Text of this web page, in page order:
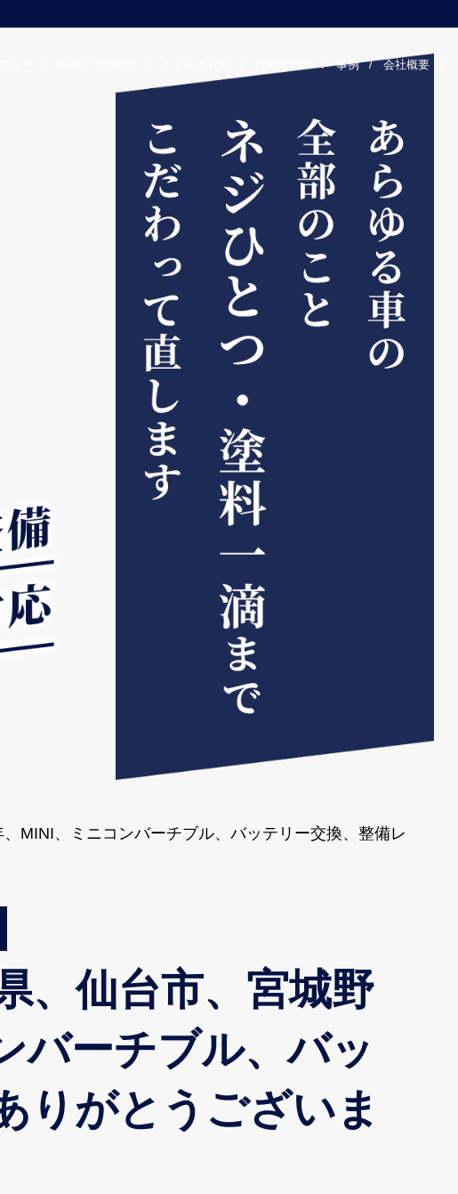
お客様の声 / 事例 / 会社概要
MINI、ミニコンバーチブル、バッテリー交換、整備レ
、仙台市、宮城野
バーチブル、バッ
りがとうございま